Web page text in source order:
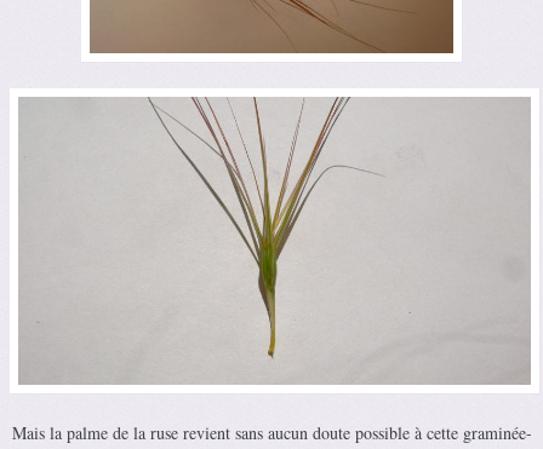
Mais la palme de la ruse revient sans aucun doute possible à cette graminée-